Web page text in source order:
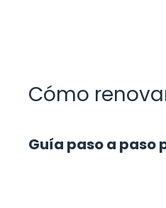
Cómo
Guía paso a paso